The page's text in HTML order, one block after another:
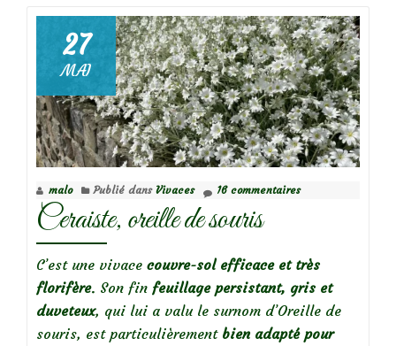
27
MAI
malo Publié dans Vivaces 16 commentaires
Ceraiste, oreille de souris
C’est une vivace couvre-sol efficace et très
florifère. Son fin feuillage persistant, gris et
duveteux, qui lui a valu le surnom d’Oreille de
souris, est particulièrement bien adapté pour